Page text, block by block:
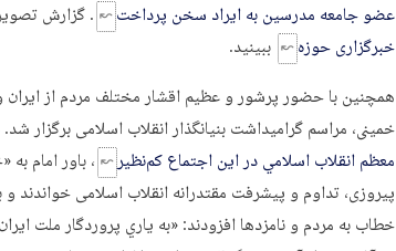
عضو جامعه مدرسین به ایراد سخن پرداخت
. گزارش
خبرگزاری حوزه
ببینید.
همچنین با حضور پرشور و عظیم اقشار مختلف مردم از
خمینی، مراسم گرامیداشت بنیانگذار انقلاب اسلامی برگزار شد.
معظم انقلاب اسلامي در اين اجتماع کم‌نظير
، باور امام
پيروزی، تداوم و پيشرفت مقتدرانه انقلاب اسلامی خواندند و
خطاب به مردم و نامزدها افزودند: «به ياري پروردگار ملت